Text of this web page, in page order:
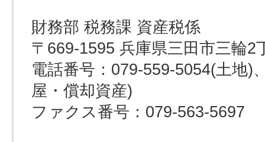
財務部 税務課 資産税係
〒669-1595 兵庫県三田市三輪2
電話番号：079-559-5054(土地)
屋・償却資産)
ファクス番号：079-563-5697